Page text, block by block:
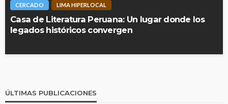
CERCADO LIMA HIPERLOCAL
Casa de Literatura Peruana: Un lugar donde los
legados históricos convergen
ÚLTIMAS PUBLICACIONES